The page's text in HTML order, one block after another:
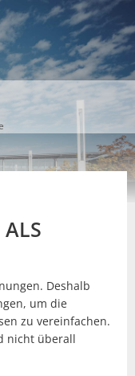
Deshalb
um die
zu vereinfachen.
nicht überall